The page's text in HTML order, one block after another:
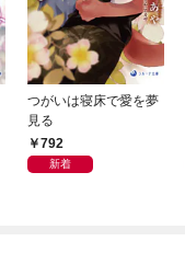
つがいは寝床で愛を夢
見る
792
新着